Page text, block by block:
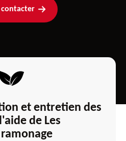
contacter
et entretien des
de Les